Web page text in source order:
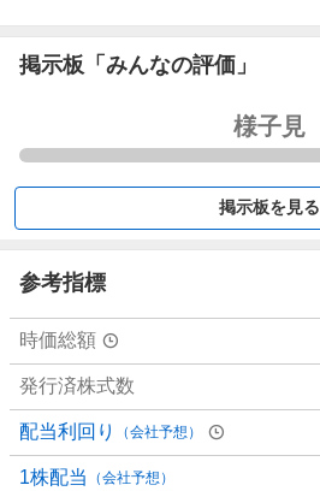
ア
掲示板「みんなの評価」
く
た
い
0
、
買
い
た
い
0
%
様子見
掲示板を見る
参考指標
時価総額
発行済株式数
配当利回り （会社予想）
1株配当 （会社予想）